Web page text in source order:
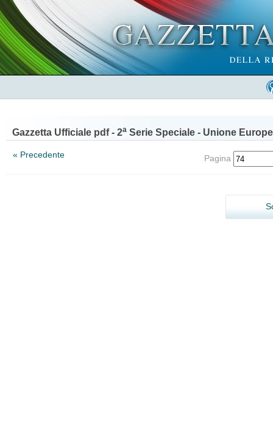
Gazzetta Ufficiale pdf - 2a Serie Speciale - Unione
« Precedente Pagina